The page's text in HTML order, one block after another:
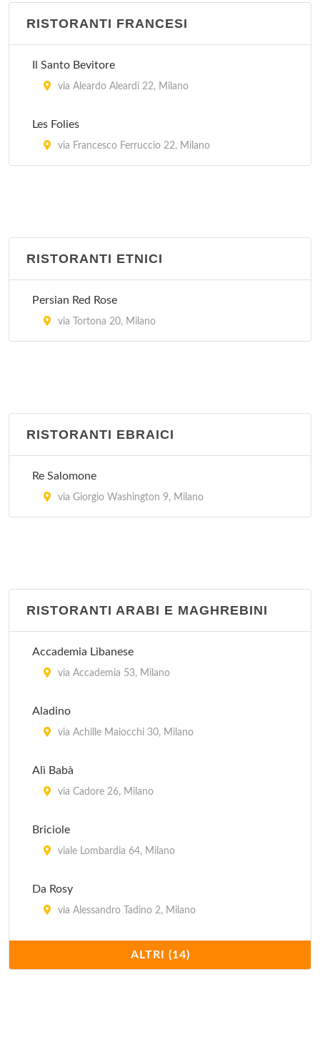
piazza Giuseppe Pasolini 4, Milano
RISTORANTI FRANCESI
Il Santo Bevitore
via Aleardo Aleardi 22, Milano
Les Folies
via Francesco Ferruccio 22, Milano
RISTORANTI ETNICI
Persian Red Rose
via Tortona 20, Milano
RISTORANTI EBRAICI
Re Salomone
via Giorgio Washington 9, Milano
RISTORANTI ARABI E MAGHREBINI
Accademia Libanese
via Accademia 53, Milano
Aladino
via Achille Maiocchi 30, Milano
Alì Babà
via Cadore 26, Milano
Briciole
viale Lombardia 64, Milano
Da Rosy
via Alessandro Tadino 2, Milano
Dawali Lebanese Restaurant
via Corrado II il Salico 10, Milano
ALTRI (14)